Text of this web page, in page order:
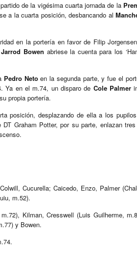
de la vigésima cuarta jornada de la
a la cuarta posición, desbancando al
en la portería en favor de Filip
Jarrod Bowen abriese la cuenta para los
Pedro Netoen la segunda parte, y fue el
Ya en el m.74, un disparo de Cole Palmer
propia portería.
posición, desplazando de ella a los
Graham Potter, por su parte, enlazan
Cucurella; Caicedo, Enzo, Palmer
m.52).
Kilman, Cresswell (Luis Guilherme,
y Bowen.